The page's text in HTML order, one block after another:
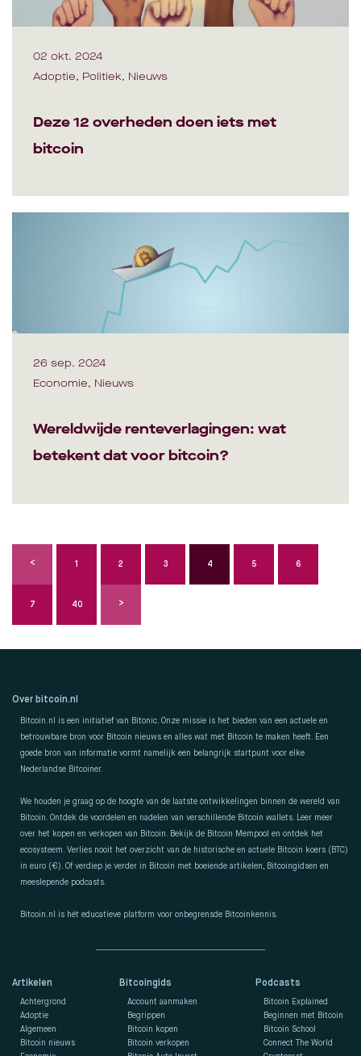
02 okt. 2024
Adoptie, Politiek, Nieuws
Deze 12 overheden doen iets met
bitcoin
26 sep. 2024
Economie, Nieuws
Wereldwijde renteverlagingen: wat
betekent dat voor bitcoin?
1 2 3 4 5 6
7 40
Artikelen
Achtergrond
Adoptie
Algemeen
Bitcoin nieuws
Bitcoingids
Account aanmaken
Begrippen
Bitcoin kopen
Bitcoin verkopen
Podcasts
Bitcoin Explained
Beginnen met Bitcoin
Bitcoin School
Connect The World
Over bitcoin.nl
Bitcoin.nl is een initiatief van Bitonic. Onze missie is het bieden van een actuele en
betrouwbare bron voor Bitcoin nieuws en alles wat met Bitcoin te maken heeft. Een
goede bron van informatie vormt namelijk een belangrijk startpunt voor elke
Nederlandse Bitcoiner.
We houden je graag op de hoogte van de laatste ontwikkelingen binnen de wereld van
Bitcoin. Ontdek de voordelen en nadelen van verschillende Bitcoin wallets. Leer meer
over het kopen en verkopen van Bitcoin. Bekijk de Bitcoin Mempool en ontdek het
ecosysteem. Verlies nooit het overzicht van de historische en actuele Bitcoin koers (BTC)
in euro (€). Of verdiep je verder in Bitcoin met boeiende artikelen, Bitcoingidsen en
meeslepende podcasts.
Bitcoin.nl is hét educatieve platform voor onbegrensde Bitcoinkennis.